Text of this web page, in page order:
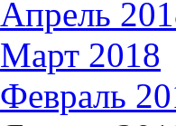
Апрель
Март 2018
Февраль